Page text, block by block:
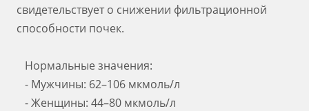
свидетельствует о снижении фильтрационной
способности почек.
Нормальные значения:
- Мужчины: 62–106 мкмоль/л
- Женщины: 44–80 мкмоль/л